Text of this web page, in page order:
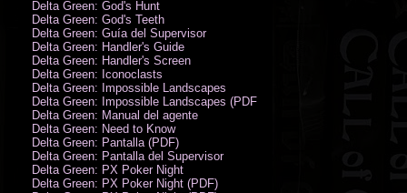
Delta Green: God's Hunt
Delta Green: God's Teeth
Delta Green: Guía del Supervisor
Delta Green: Handler's Guide
Delta Green: Handler's Screen
Delta Green: Iconoclasts
Delta Green: Impossible Landscapes
Delta Green: Impossible Landscapes (PDF - Espiral)
Delta Green: Manual del agente
Delta Green: Need to Know
Delta Green: Pantalla (PDF)
Delta Green: Pantalla del Supervisor
Delta Green: PX Poker Night
Delta Green: PX Poker Night (PDF)